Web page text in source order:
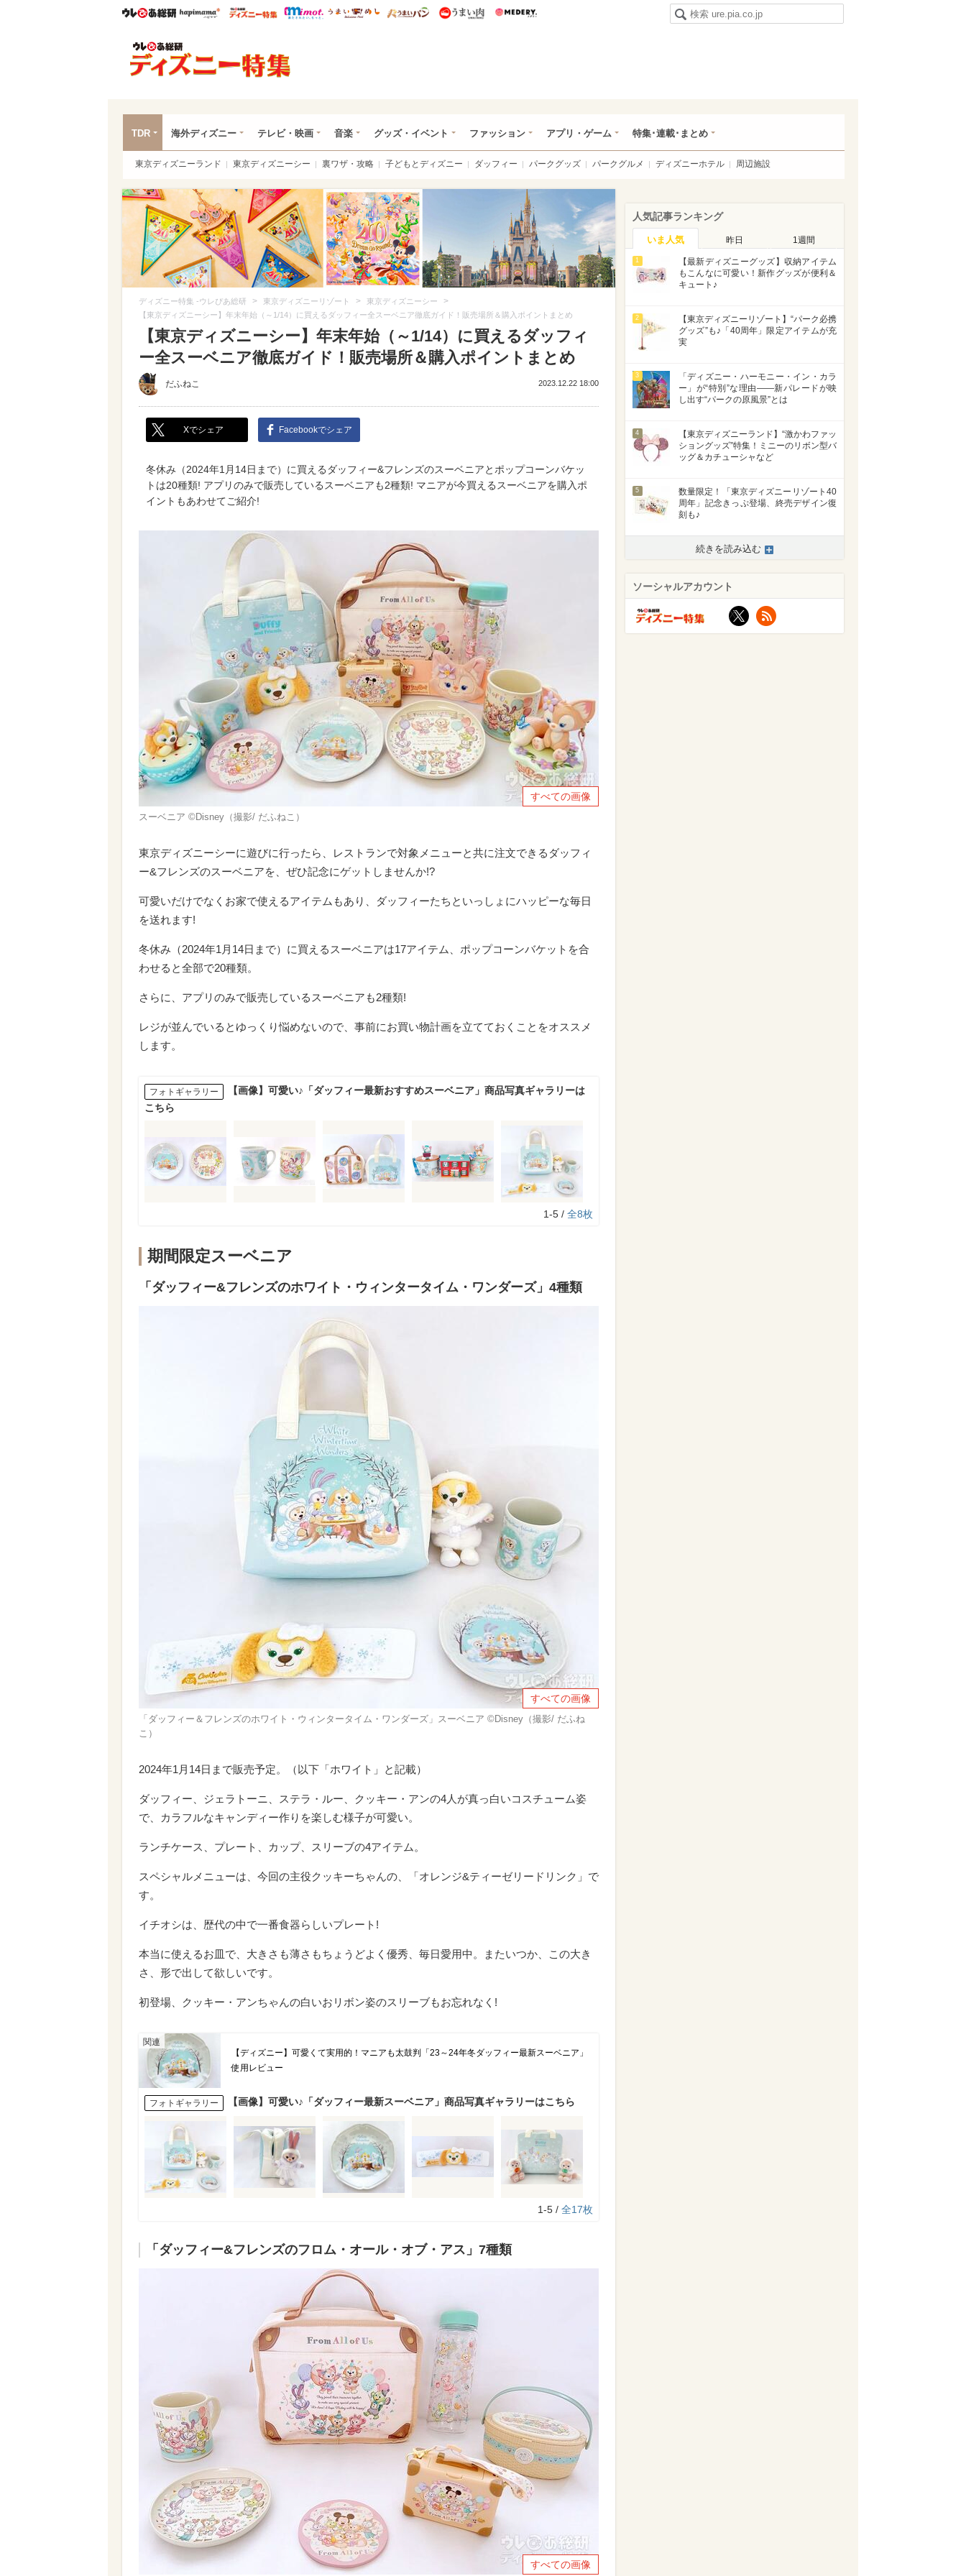
ウレぴあ総研ハピママ* ウレぴあ総研 ディズニー特集
mimot. うまいめし うまいパン うまい肉
TDR 海外ディズニー テレビ・映画 音楽 グッズ・イベント ファッション アプリ・ゲーム 特集･連載･まとめ
東京ディズニーランド 東京ディズニーシー 裏ワザ・攻略 子どもとディズニー ダッフィー パークグッズ パークグルメ ディズニーホテル 周辺施設
ディズニー特集 -ウレぴあ総研 > 東京ディズニーリゾート > 東京ディズニーシー >
【東京ディズニーシー】年末年始（～1/14）に買えるダッフィー全スーベニア徹底ガイド！販売場所＆購入ポイントまとめ
【東京ディズニーシー】年末年始（～1/14）に買えるダッフィ
ー全スーベニア徹底ガイド！販売場所＆購入ポイントまとめ
だふねこ 2023.12.22 18:00
Xでシェア Facebookでシェア
冬休み（2024年1月14日まで）に買えるダッフィー&フレンズのスーベニアとポップコーンバケッ
トは20種類! アプリのみで販売しているスーベニアも2種類! マニアが今買えるスーベニアを購入ポ
イントもあわせてご紹介!
すべての画像
スーベニア ©Disney（撮影/ だふねこ）
東京ディズニーシーに遊びに行ったら、レストランで対象メニューと共に注文できるダッフィ
ー&フレンズのスーベニアを、ぜひ記念にゲットしませんか!?
可愛いだけでなくお家で使えるアイテムもあり、ダッフィーたちといっしょにハッピーな毎日
を送れます!
冬休み（2024年1月14日まで）に買えるスーベニアは17アイテム、ポップコーンバケットを合
わせると全部で20種類。
さらに、アプリのみで販売しているスーベニアも2種類!
レジが並んでいるとゆっくり悩めないので、事前にお買い物計画を立てておくことをオススメ
します。
フォトギャラリー
【画像】可愛い♪「ダッフィー最新おすすめスーベニア」商品写真ギャラリーは
こちら
1-5 / 全8枚
期間限定スーベニア
「ダッフィー&フレンズのホワイト・ウィンタータイム・ワンダーズ」4種類
すべての画像
「ダッフィー＆フレンズのホワイト・ウィンタータイム・ワンダーズ」スーベニア ©Disney（撮影/ だふね
こ）
2024年1月14日まで販売予定。（以下「ホワイト」と記載）
ダッフィー、ジェラトーニ、ステラ・ルー、クッキー・アンの4人が真っ白いコスチューム姿
で、カラフルなキャンディー作りを楽しむ様子が可愛い。
ランチケース、プレート、カップ、スリーブの4アイテム。
スペシャルメニューは、今回の主役クッキーちゃんの、「オレンジ&ティーゼリードリンク」で
す。
イチオシは、歴代の中で一番食器らしいプレート!
本当に使えるお皿で、大きさも薄さもちょうどよく優秀、毎日愛用中。またいつか、この大き
さ、形で出して欲しいです。
初登場、クッキー・アンちゃんの白いおリボン姿のスリーブもお忘れなく!
【ディズニー】可愛くて実用的！マニアも太鼓判「23～24年冬ダッフィー最新スーベニア」
使用レビュー
フォトギャラリー 【画像】可愛い♪「ダッフィー最新スーベニア」商品写真ギャラリーはこちら
1-5 / 全17枚
「ダッフィー&フレンズのフロム・オール・オブ・アス」7種類
すべての画像
人気記事ランキング
いま人気 昨日 1週間
1
【最新ディズニーグッズ】収納アイテム
もこんなに可愛い！新作グッズが便利＆
キュート♪
2
【東京ディズニーリゾート】“パーク必携
グッズ”も♪「40周年」限定アイテムが充
実
3
「ディズニー・ハーモニー・イン・カラ
ー」が“特別”な理由――新パレードが映
し出す“パークの原風景”とは
4
【東京ディズニーランド】“激かわファッ
ショングッズ”特集！ミニーのリボン型バ
ッグ＆カチューシャなど
5
数量限定！「東京ディズニーリゾート40
周年」記念きっぷ登場、終売デザイン復
刻も♪
続きを読み込む
ソーシャルアカウント
X